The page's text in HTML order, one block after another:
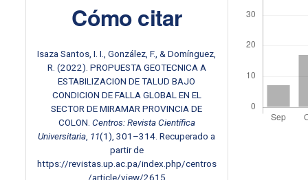
Cómo citar
Isaza Santos, I. I., González, F., & Domínguez,
R. (2022). PROPUESTA GEOTECNICA A
ESTABILIZACION DE TALUD BAJO
CONDICION DE FALLA GLOBAL EN EL
SECTOR DE MIRAMAR PROVINCIA DE
COLON. Centros: Revista Científica
Universitaria 11(1), 301–314. Recuperado a
partir de
https://revistas.up.ac.pa/index.php/centros
/article/view/2615